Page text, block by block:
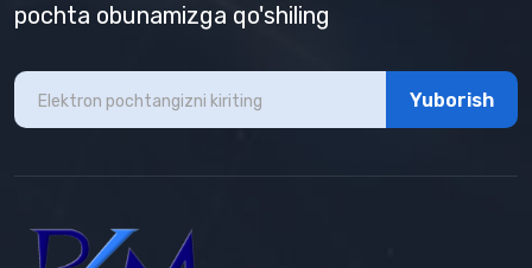
pochta obunamizga qo'shiling
Yuborish